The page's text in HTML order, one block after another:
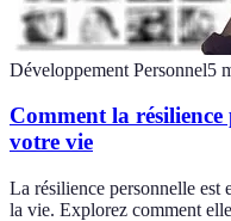
Développement Personnel5
Comment la
votre vie
La résilience personnelle est
la vie. Explorez comment